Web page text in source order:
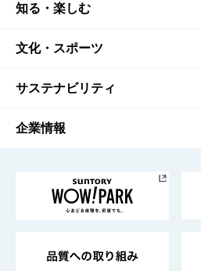
商品TOP
商品一覧
商品発売情報
栄養成分一覧
知る・楽しむ
知る・楽しむTOP
キャンペーン
工場見学
地域情報
文化・スポーツ
文化・スポーツTOP
サントリーホール
サントリーサンバーズ大阪
サステナビリティ
サステナビリティTOP
サントリーが考えるサステナ
企業情報
企業概要